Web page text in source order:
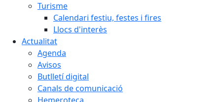
Turisme
Calendari festiu, festes i fires
Llocs d'interès
Actualitat
Agenda
Avisos
Butlletí digital
Canals de comunicació